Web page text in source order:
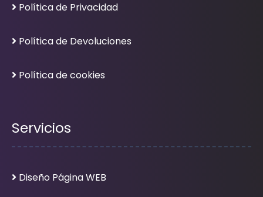
Política de Privacidad
Política de Devoluciones
Política de cookies
Servicios
Diseño Página WEB